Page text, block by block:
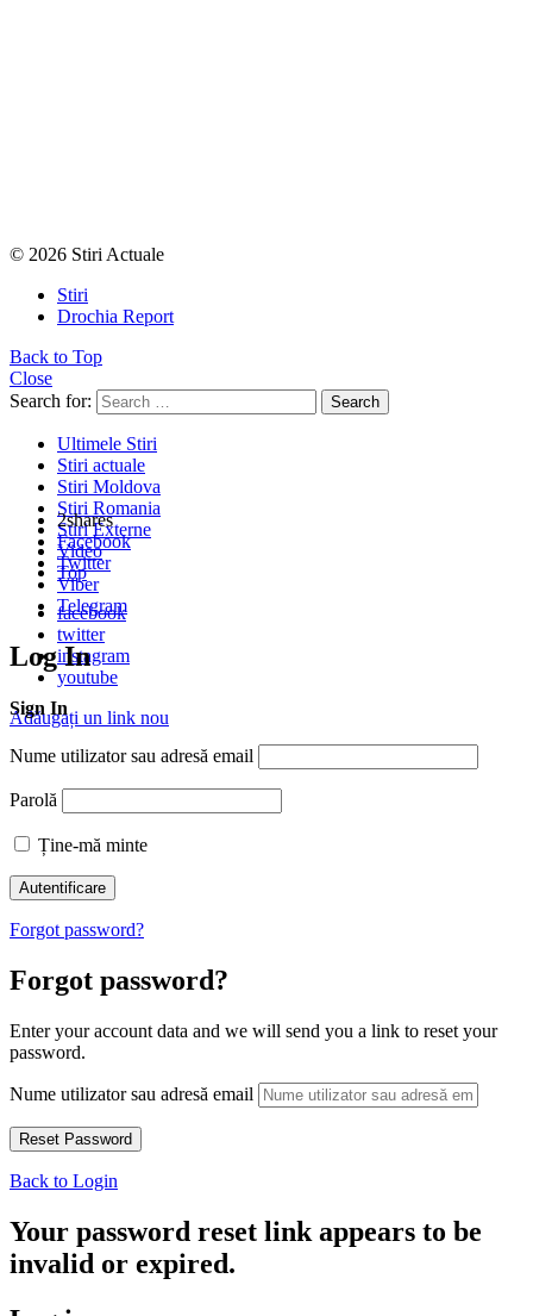
© 2026 Stiri Actuale
Stiri
Drochia Report
Back to Top
Close
Search for:
Search
Ultimele Stiri
Stiri actuale
Stiri Moldova
Stiri Romania
Stiri Externe
Video
Top
facebook
twitter
instagram
youtube
Adăugați un link nou
2shares
Facebook
Twitter
Viber
Telegram
Log In
Sign In
Nume utilizator sau adresă email
Parolă
Ține-mă minte
Forgot password?
Forgot password?
Enter your account data and we will send you a link to reset your
password.
Nume utilizator sau adresă email
Back to Login
Your password reset link appears to be
invalid or expired.